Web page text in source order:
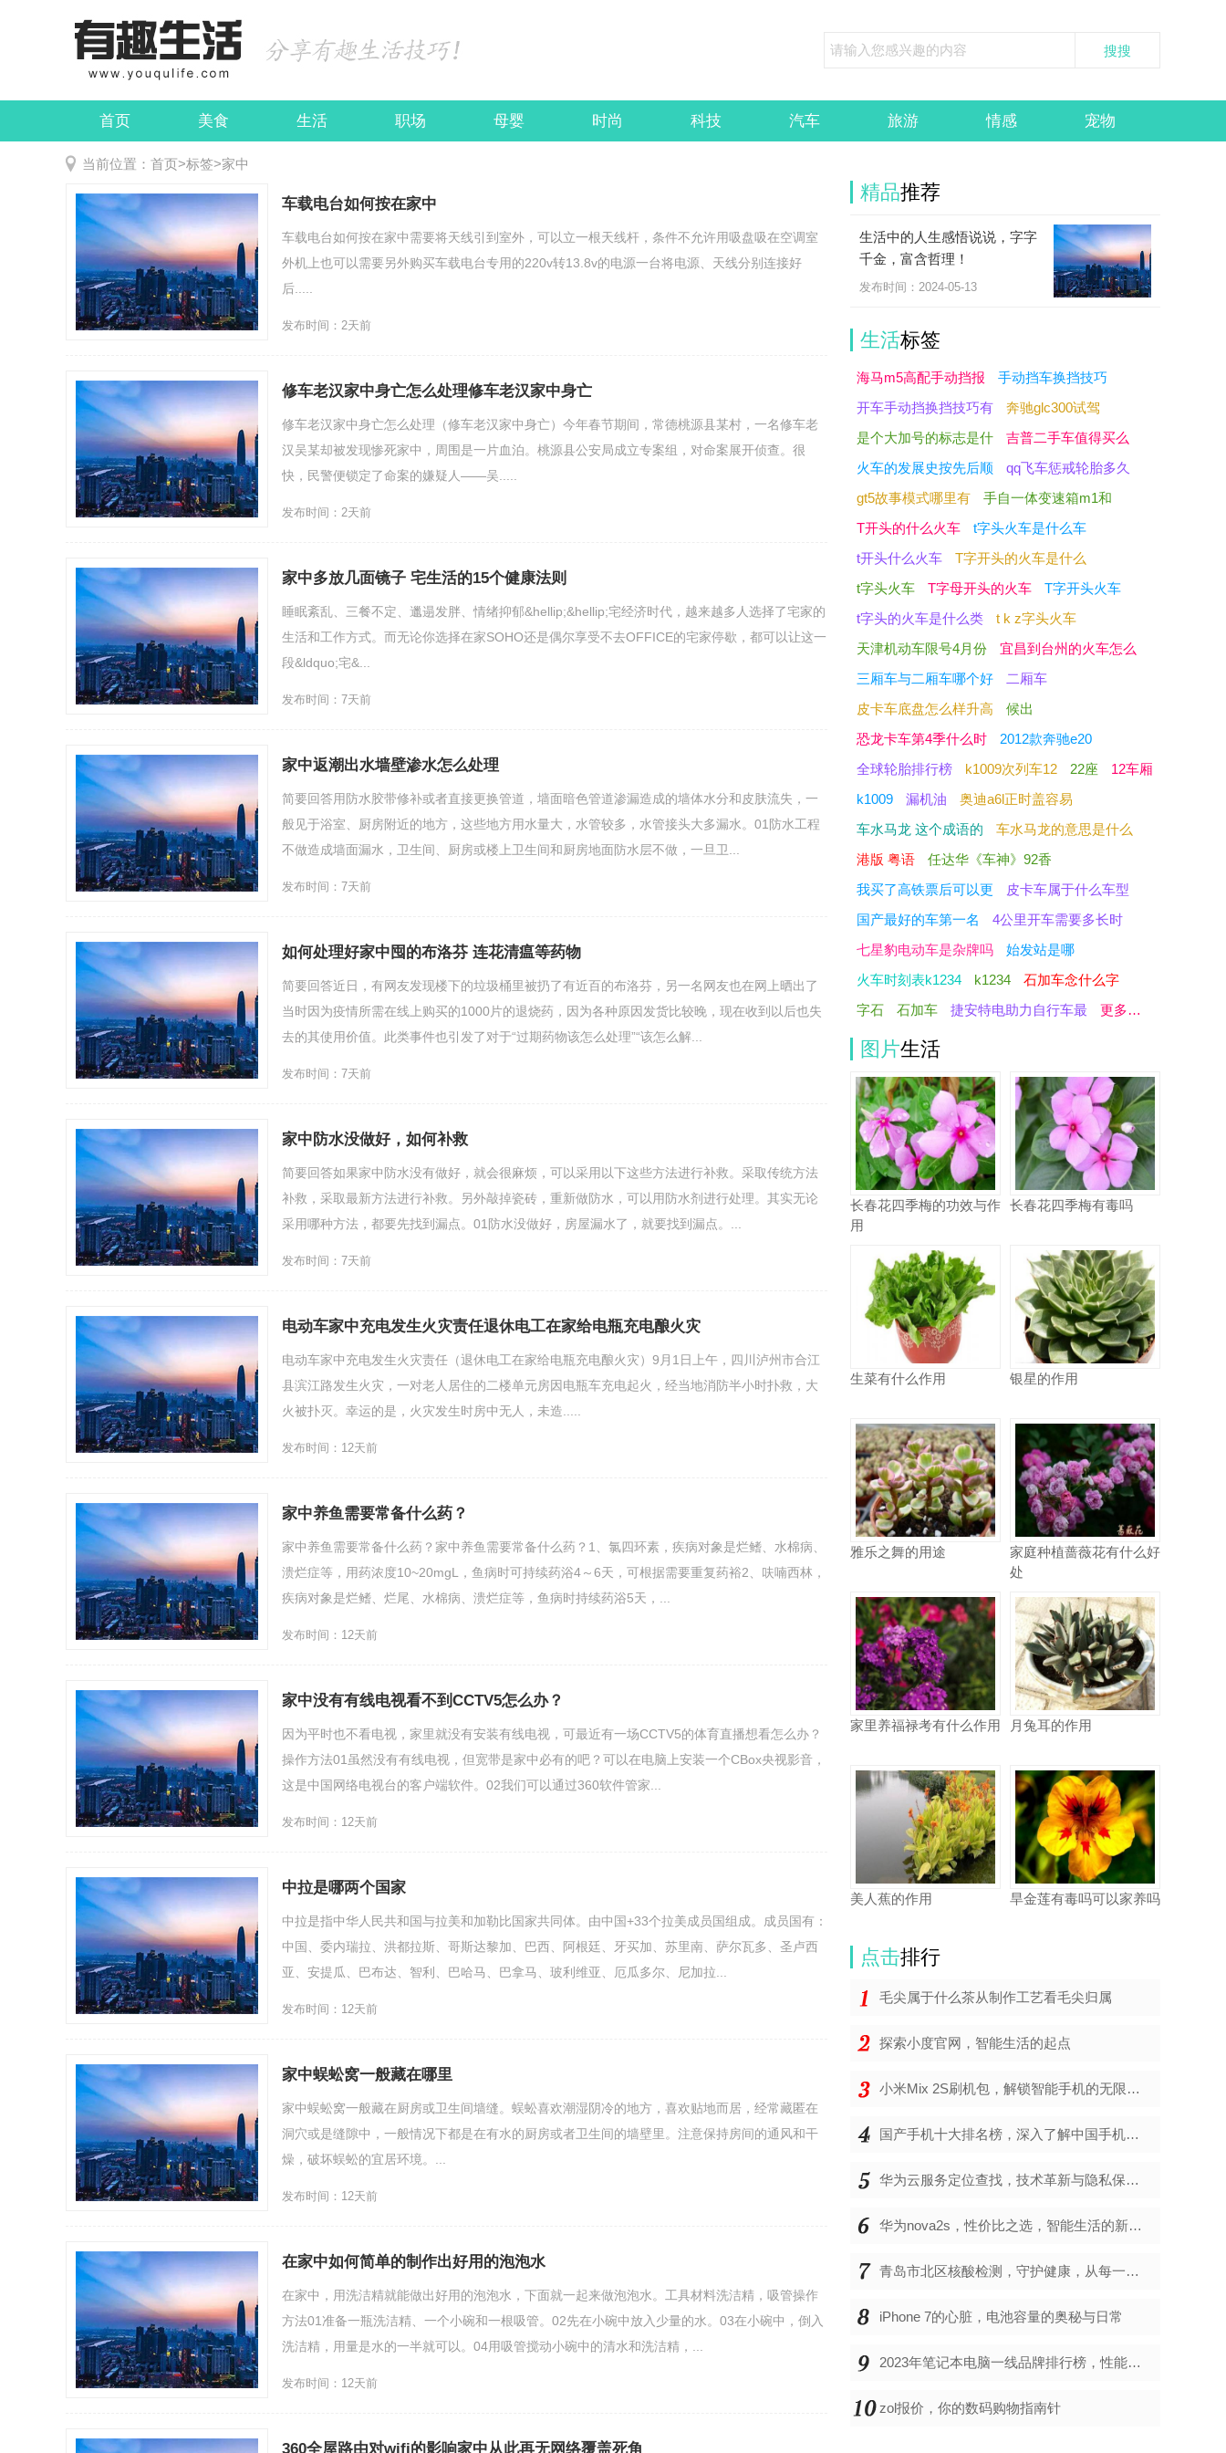
首页 美食 生活 职场 母婴 时尚 科技 汽车 旅游 情感 宠物
娱乐 民俗
当前位置： 首页>标签>家中
车载电台如何按在家中
车载电台如何按在家中需要将天线引到室外，可以立一根天线杆，条件不允许用吸盘吸在空调室
外机上也可以需要另外购买车载电台专用的220v转13.8v的电源一台将电源、天线分别连接好
后.....
发布时间：2天前
修车老汉家中身亡怎么处理修车老汉家中身亡
修车老汉家中身亡怎么处理（修车老汉家中身亡）今年春节期间，常德桃源县某村，一名修车老
汉吴某却被发现惨死家中，周围是一片血泊。桃源县公安局成立专案组，对命案展开侦查。很
快，民警便锁定了命案的嫌疑人——吴.....
发布时间：2天前
家中多放几面镜子 宅生活的15个健康法则
睡眠紊乱、三餐不定、邋遢发胖、情绪抑郁&hellip;&hellip;宅经济时代，越来越多人选择了宅家的
生活和工作方式。而无论你选择在家SOHO还是偶尔享受不去OFFICE的宅家停歇，都可以让这一
段&ldquo;宅&...
发布时间：7天前
家中返潮出水墙壁渗水怎么处理
简要回答用防水胶带修补或者直接更换管道，墙面暗色管道渗漏造成的墙体水分和皮肤流失，一
般见于浴室、厨房附近的地方，这些地方用水量大，水管较多，水管接头大多漏水。01防水工程
不做造成墙面漏水，卫生间、厨房或楼上卫生间和厨房地面防水层不做，一旦卫...
发布时间：7天前
如何处理好家中囤的布洛芬 连花清瘟等药物
简要回答近日，有网友发现楼下的垃圾桶里被扔了有近百的布洛芬，另一名网友也在网上晒出了
当时因为疫情所需在线上购买的1000片的退烧药，因为各种原因发货比较晚，现在收到以后也失
去的其使用价值。此类事件也引发了对于“过期药物该怎么处理”“该怎么解...
发布时间：7天前
家中防水没做好，如何补救
简要回答如果家中防水没有做好，就会很麻烦，可以采用以下这些方法进行补救。采取传统方法
补救，采取最新方法进行补救。另外敲掉瓷砖，重新做防水，可以用防水剂进行处理。其实无论
采用哪种方法，都要先找到漏点。01防水没做好，房屋漏水了，就要找到漏点。...
发布时间：7天前
电动车家中充电发生火灾责任退休电工在家给电瓶充电酿火灾
电动车家中充电发生火灾责任（退休电工在家给电瓶充电酿火灾）9月1日上午，四川泸州市合江
县滨江路发生火灾，一对老人居住的二楼单元房因电瓶车充电起火，经当地消防半小时扑救，大
火被扑灭。幸运的是，火灾发生时房中无人，未造.....
发布时间：12天前
家中养鱼需要常备什么药？
家中养鱼需要常备什么药？家中养鱼需要常备什么药？1、氯四环素，疾病对象是烂鳍、水棉病、
溃烂症等，用药浓度10~20mgL，鱼病时可持续药浴4～6天，可根据需要重复药裕2、呋喃西林，
疾病对象是烂鳍、烂尾、水棉病、溃烂症等，鱼病时持续药浴5天，...
发布时间：12天前
家中没有有线电视看不到CCTV5怎么办？
因为平时也不看电视，家里就没有安装有线电视，可最近有一场CCTV5的体育直播想看怎么办？
操作方法01虽然没有有线电视，但宽带是家中必有的吧？可以在电脑上安装一个CBox央视影音，
这是中国网络电视台的客户端软件。02我们可以通过360软件管家...
发布时间：12天前
中拉是哪两个国家
中拉是指中华人民共和国与拉美和加勒比国家共同体。由中国+33个拉美成员国组成。成员国有：
中国、委内瑞拉、洪都拉斯、哥斯达黎加、巴西、阿根廷、牙买加、苏里南、萨尔瓦多、圣卢西
亚、安提瓜、巴布达、智利、巴哈马、巴拿马、玻利维亚、厄瓜多尔、尼加拉...
发布时间：12天前
家中蜈蚣窝一般藏在哪里
家中蜈蚣窝一般藏在厨房或卫生间墙缝。蜈蚣喜欢潮湿阴冷的地方，喜欢贴地而居，经常藏匿在
洞穴或是缝隙中，一般情况下都是在有水的厨房或者卫生间的墙壁里。注意保持房间的通风和干
燥，破坏蜈蚣的宜居环境。...
发布时间：12天前
在家中如何简单的制作出好用的泡泡水
在家中，用洗洁精就能做出好用的泡泡水，下面就一起来做泡泡水。工具材料洗洁精，吸管操作
方法01准备一瓶洗洁精、一个小碗和一根吸管。02先在小碗中放入少量的水。03在小碗中，倒入
洗洁精，用量是水的一半就可以。04用吸管搅动小碗中的清水和洗洁精，...
发布时间：12天前
360全屋路由对wifi的影响家中从此再无网络覆盖死角
精品推荐
生活中的人生感悟说说，字字
千金，富含哲理！
发布时间：2024-05-13
生活标签
海马m5高配手动挡报
手动挡车换挡技巧
开车手动挡换挡技巧有
奔驰glc300试驾
是个大加号的标志是什
吉普二手车值得买么
火车的发展史按先后顺
qq飞车惩戒轮胎多久
gt5故事模式哪里有
手自一体变速箱m1和
T开头的什么火车
t字头火车是什么车
t开头什么火车
T字开头的火车是什么
t字头火车
T字母开头的火车
T字开头火车
t字头的火车是什么类
t k z字头火车
天津机动车限号4月份
宜昌到台州的火车怎么
三厢车与二厢车哪个好
二厢车
皮卡车底盘怎么样升高
候出
恐龙卡车第4季什么时
2012款奔驰e20
全球轮胎排行榜
k1009次列车12 22座
12车厢
k1009
漏机油
奥迪a6l正时盖容易
车水马龙 这个成语的
车水马龙的意思是什么
港版 粤语
任达华《车神》92香
我买了高铁票后可以更
皮卡车属于什么车型
国产最好的车第一名
4公里开车需要多长时
七星豹电动车是杂牌吗
始发站是哪
火车时刻表k1234
k1234
石加车念什么字
字石
石加车 捷安特电助力自行车最 更多…
图片生活
长春花四季梅的功效与作
用
长春花四季梅有毒吗
生菜有什么作用 银星的作用
雅乐之舞的用途
家庭种植蔷薇花有什么好
处
家里养福禄考有什么作用 月兔耳的作用
美人蕉的作用 旱金莲有毒吗可以家养吗
点击排行
毛尖属于什么茶从制作工艺看毛尖归属
探索小度官网，智能生活的起点
小米Mix 2S刷机包，解锁智能手机的无限可能
国产手机十大排名榜，深入了解中国手机市场的佼佼者
华为云服务定位查找，技术革新与隐私保护的双重奏
华为nova2s，性价比之选，智能生活的新伙伴
青岛市北区核酸检测，守护健康，从每一次检测开始
iPhone 7的心脏，电池容量的奥秘与日常
2023年笔记本电脑一线品牌排行榜，性能、创新与用户满意度的综合考量
zol报价，你的数码购物指南针